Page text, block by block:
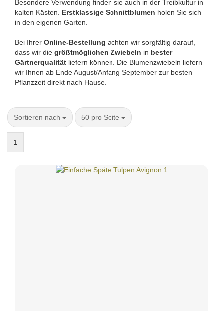
Besondere Verwendung finden sie auch in der Treibkultur in
kalten Kästen. Erstklassige Schnittblumen holen Sie sich
in den eigenen Garten.
Bei Ihrer Online-Bestellung achten wir sorgfältig darauf,
dass wir die größtmöglichen Zwiebeln in bester
Gärtnerqualität liefern können. Die Blumenzwiebeln liefern
wir Ihnen ab Ende August/Anfang September zur besten
Pflanzzeit direkt nach Hause.
Sortieren nach 50 pro Seite
1